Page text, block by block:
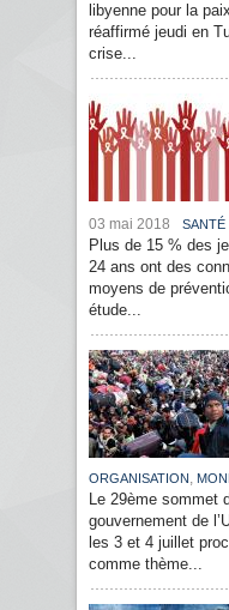
libyenne pour la
réaffirmé jeudi en
crise...
03 mai 2018 SANTÉ
Plus de 15 % des
24 ans ont des
moyens de
étude...
ORGANISATION ,
Le 29ème sommet
gouvernement de
les 3 et 4 juillet
comme thème...